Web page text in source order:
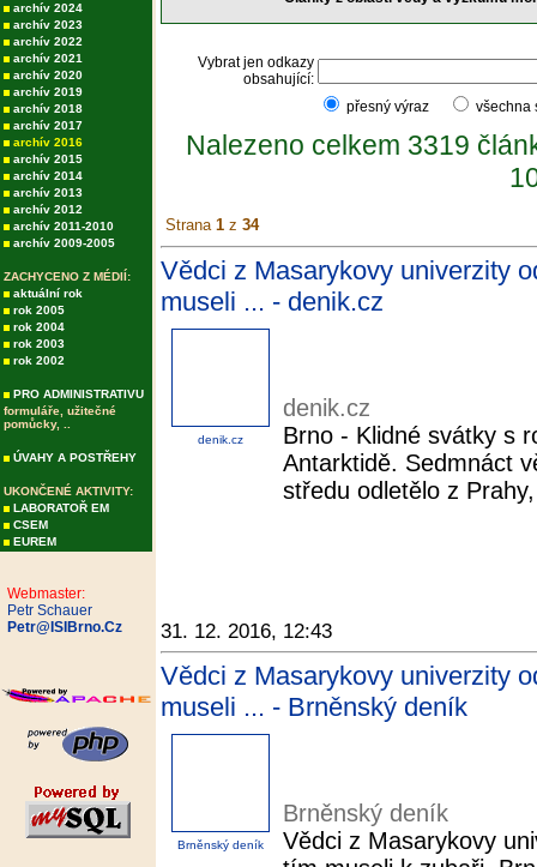
archív 2024
archív 2023
archív 2022
archív 2021
archív 2020
archív 2019
archív 2018
archív 2017
archív 2016
archív 2015
archív 2014
archív 2013
archív 2012
archív 2011-2010
archív 2009-2005
ZACHYCENO Z MÉDIÍ:
aktuální rok
rok 2005
rok 2004
rok 2003
rok 2002
PRO ADMINISTRATIVU
formuláře, užitečné
pomůcky, ..
ÚVAHY A POSTŘEHY
UKONČENÉ AKTIVITY:
LABORATOŘ EM
CSEM
EUREM
Webmaster:
Petr Schauer
Petr@ISIBrno.Cz
Vybrat jen odkazy
obsahující:
přesný výraz
Nalezeno celkem 3319
Strana 1 z 34
Vědci z Masarykovy univerzity
museli ... - denik.cz
denik.cz
denik.cz
Brno - Klidné svátky s
Antarktidě. Sedmnáct
středu odletělo z
31. 12. 2016, 12:43
Vědci z Masarykovy univerzity
museli ... - Brněnský deník
Brněnský deník
Brněnský deník
Vědci z Masarykovy